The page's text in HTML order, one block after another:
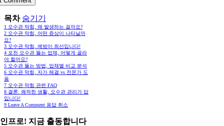
목차 숨기기
1 오수관 막힘, 왜 발생하는 걸까요?
2 오수관 막힘, 어떤 증상이 나타날까
요?
3 오수관 막힘, 예방이 최선입니다!
4 포천 오수관 뚫는 업체, 어떻게 골라
야 할까요?
5 오수관 뚫는 방법, 업체별 비교 분석
6 오수관 막힘, 자가 해결 vs 전문가 도
움
7 오수관 막힘 관련 FAQ
8 결론: 쾌적한 생활, 오수관 관리가 답
입니다!
9 Leave A Comment 응답 취소
프로! 지금 출동합니다